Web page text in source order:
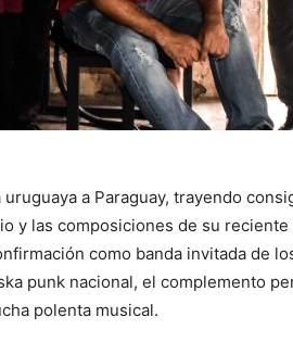
a Paraguay, trayendo
y las composiciones de su reciente
como banda invitada de
punk nacional, el complemento
polenta musical.